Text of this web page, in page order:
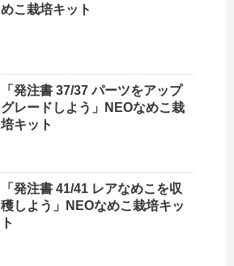
めこ栽培キット
「発注書 37/37 パーツをアップ
グレードしよう」NEOなめこ栽
培キット
「発注書 41/41 レアなめこを収
穫しよう」NEOなめこ栽培キッ
ト